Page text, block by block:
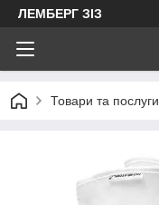
ЛЕМБЕРГ ЗІЗ
Товари та послуги